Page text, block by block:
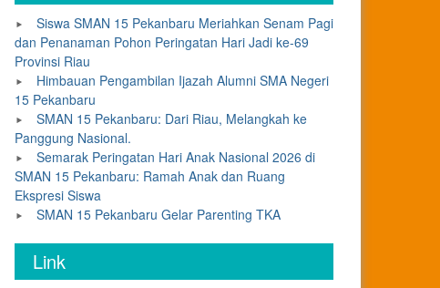
Siswa SMAN 15 Pekanbaru Meriahkan Senam Pagi
dan Penanaman Pohon Peringatan Hari Jadi ke-69
Provinsi Riau
Himbauan Pengambilan Ijazah Alumni SMA Negeri
15 Pekanbaru
SMAN 15 Pekanbaru: Dari Riau, Melangkah ke
Panggung Nasional.
Semarak Peringatan Hari Anak Nasional 2026 di
SMAN 15 Pekanbaru: Ramah Anak dan Ruang
Ekspresi Siswa
SMAN 15 Pekanbaru Gelar Parenting TKA
Link